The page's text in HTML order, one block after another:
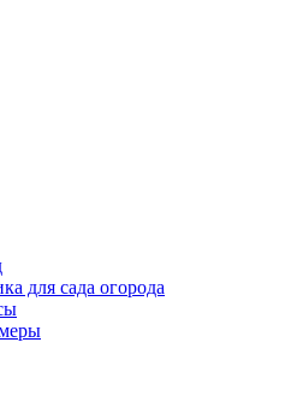
для сада огорода